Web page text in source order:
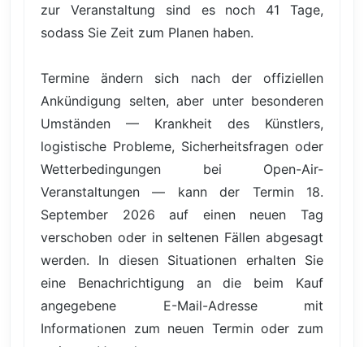
zur Veranstaltung sind es noch 41 Tage,
sodass Sie Zeit zum Planen haben.
Termine ändern sich nach der offiziellen
Ankündigung selten, aber unter besonderen
Umständen — Krankheit des Künstlers,
logistische Probleme, Sicherheitsfragen oder
Wetterbedingungen bei Open-Air-
Veranstaltungen — kann der Termin 18.
September 2026 auf einen neuen Tag
verschoben oder in seltenen Fällen abgesagt
werden. In diesen Situationen erhalten Sie
eine Benachrichtigung an die beim Kauf
angegebene E-Mail-Adresse mit
Informationen zum neuen Termin oder zum